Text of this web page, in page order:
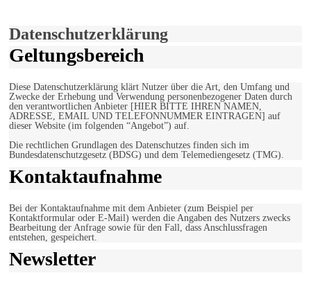
Datenschutzerklärung
Geltungsbereich
Diese Datenschutzerklärung klärt Nutzer über die Art, den Umfang und
Zwecke der Erhebung und Verwendung personenbezogener Daten durch
den verantwortlichen Anbieter [HIER BITTE IHREN NAMEN,
ADRESSE, EMAIL UND TELEFONNUMMER EINTRAGEN] auf
dieser Website (im folgenden “Angebot”) auf.
Die rechtlichen Grundlagen des Datenschutzes finden sich im
Bundesdatenschutzgesetz (BDSG) und dem Telemediengesetz (TMG).
Kontaktaufnahme
Bei der Kontaktaufnahme mit dem Anbieter (zum Beispiel per
Kontaktformular oder E-Mail) werden die Angaben des Nutzers zwecks
Bearbeitung der Anfrage sowie für den Fall, dass Anschlussfragen
entstehen, gespeichert.
Newsletter